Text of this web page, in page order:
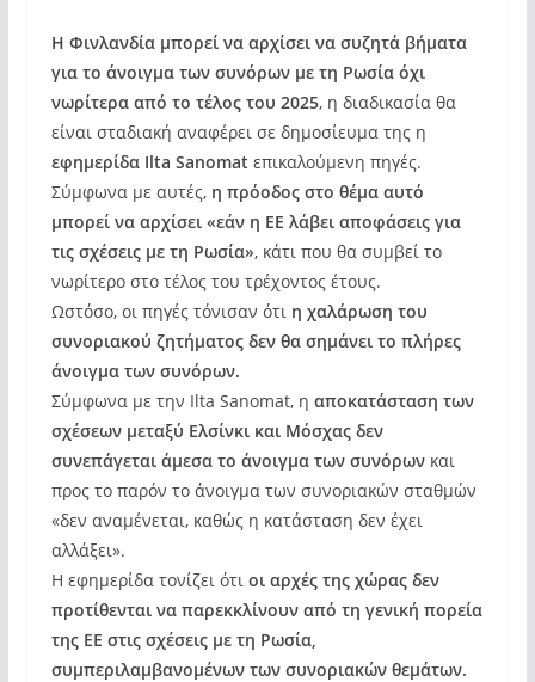
Η Φινλανδία μπορεί να αρχίσει να συζητά βήματα
για το άνοιγμα των συνόρων με τη Ρωσία όχι
νωρίτερα από το τέλος του 2025, η διαδικασία θα
είναι σταδιακή αναφέρει σε δημοσίευμα της η
εφημερίδα Ilta Sanomat επικαλούμενη πηγές.
Σύμφωνα με αυτές, η πρόοδος στο θέμα αυτό
μπορεί να αρχίσει «εάν η ΕΕ λάβει αποφάσεις για
τις σχέσεις με τη Ρωσία», κάτι που θα συμβεί το
νωρίτερο στο τέλος του τρέχοντος έτους.
Ωστόσο, οι πηγές τόνισαν ότι η χαλάρωση του
συνοριακού ζητήματος δεν θα σημάνει το πλήρες
άνοιγμα των συνόρων.
Σύμφωνα με την Ilta Sanomat, η αποκατάσταση των
σχέσεων μεταξύ Ελσίνκι και Μόσχας δεν
συνεπάγεται άμεσα το άνοιγμα των συνόρωνκαι
προς το παρόν το άνοιγμα των συνοριακών σταθμών
«δεν αναμένεται, καθώς η κατάσταση δεν έχει
αλλάξει».
Η εφημερίδα τονίζει ότι οι αρχές της χώρας δεν
προτίθενται να παρεκκλίνουν από τη γενική πορεία
της ΕΕ στις σχέσεις με τη Ρωσία,
συμπεριλαμβανομένων των συνοριακών θεμάτων.